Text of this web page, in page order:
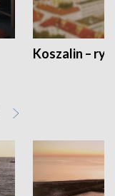
Koszalin –